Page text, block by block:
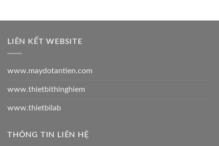
LIÊN KẾT WEBSITE
www.maydotantien.com
www.thietbithinghiem
www.thietbilab
THÔNG TIN LIÊN HỆ